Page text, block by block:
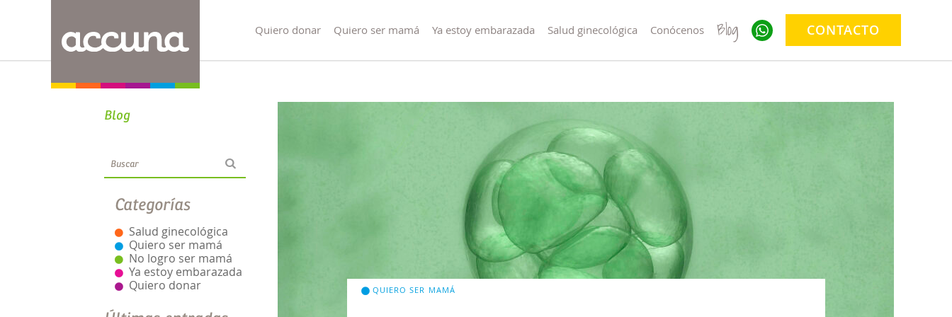
Quiero donar Quiero ser mamá Ya estoy embarazada Salud ginecológica Conócenos Blog CONTACTO
Blog
Categorías
Salud ginecológica
Quiero ser mamá
No logro ser mamá
Ya estoy embarazada
Quiero donar
QUIERO SER MAMÁ